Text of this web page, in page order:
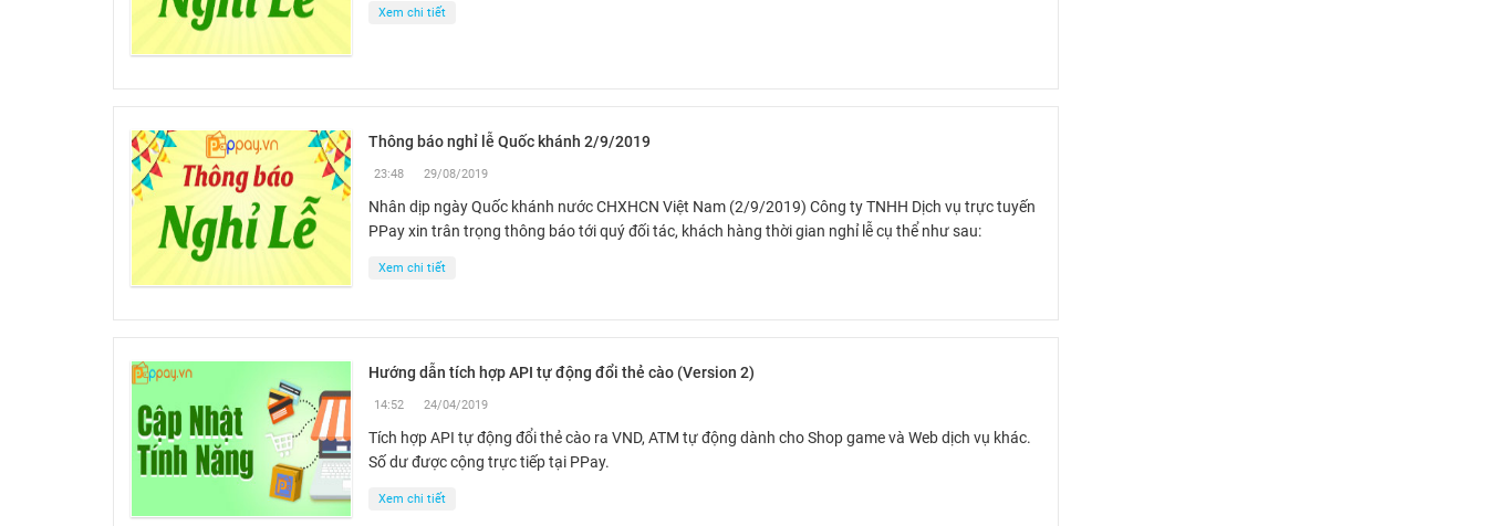
Xem chi tiết
Thông báo nghỉ lễ Quốc khánh 2/9/2019
23:48 29/08/2019
Nhân dịp ngày Quốc khánh nước CHXHCN Việt Nam (2/9/2019) Công ty TNHH Dịch vụ trực tuyến
PPay xin trân trọng thông báo tới quý đối tác, khách hàng thời gian nghỉ lễ cụ thể như sau:
Xem chi tiết
Hướng dẫn tích hợp API tự động đổi thẻ cào (Version 2)
14:52 24/04/2019
Tích hợp API tự động đổi thẻ cào ra VND, ATM tự động dành cho Shop game và Web dịch vụ khác.
Số dư được cộng trực tiếp tại PPay.
Xem chi tiết